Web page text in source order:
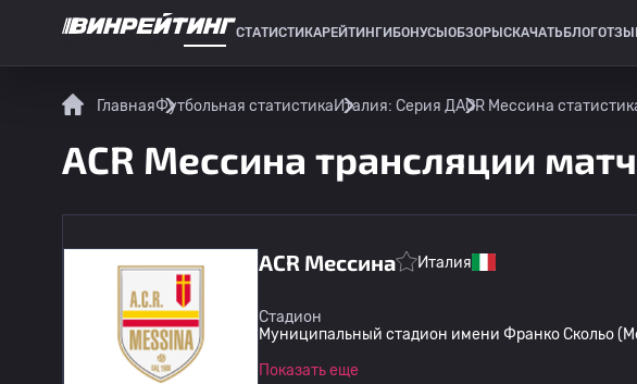
СТАТИСТИКАРЕЙТИНГИ БОНУСЫ ОБЗОРЫ СКАЧАТЬ БЛОГ
ГлавнаяФутбольная статистикаИталия: Серия ДACR Мессина
ACR Мессина трансляции
ACR Мессина Италия
Стадион
Муниципальный стадион имени Франко Скольо
Показать еще